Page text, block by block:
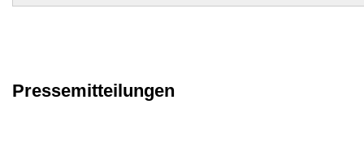
Pressemitteilungen